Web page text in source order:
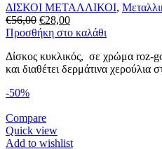
ΔΙΣΚΟΙ ΜΕΤΑΛΛΙΚΟΙ,
€56,00 Original
price
€56,00.
€28,00Η
τρέχουσα
είναι:
€28,00.
Προσθήκη στο καλάθι
Δίσκος κυκλικός, σε χρώμα roz-
και διαθέτει δερμάτινα χερούλια
-50%
Compare
Quick view
Add to wishlist